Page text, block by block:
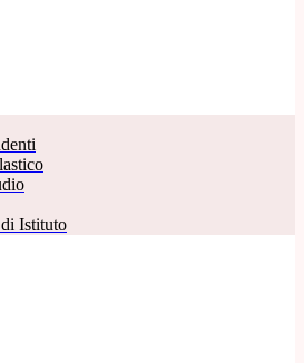
Istituto